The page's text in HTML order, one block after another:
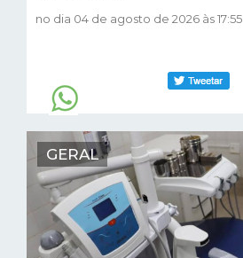
no dia 04 de agosto de 2026 às 17:55
GERAL